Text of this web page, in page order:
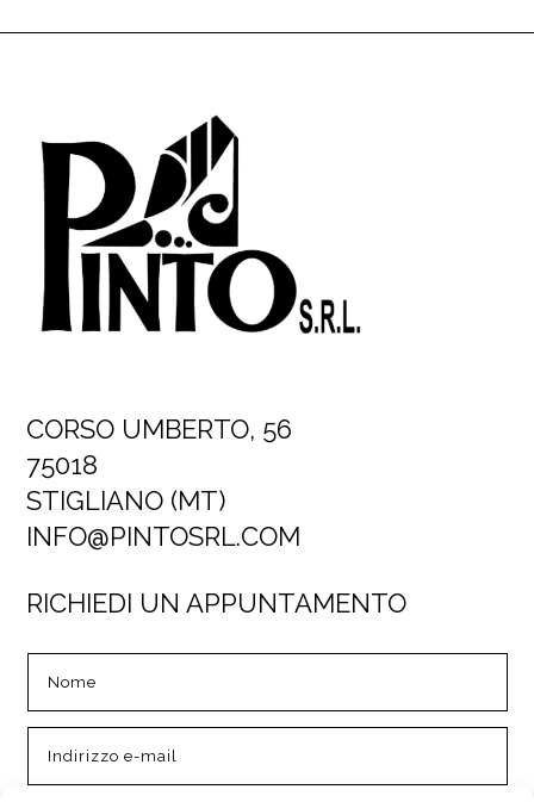
CORSO UMBERTO, 56
75018
STIGLIANO (MT)
INFO@PINTOSRL.COM
RICHIEDI UN APPUNTAMENTO